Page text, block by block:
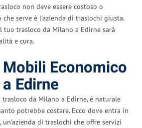
non deve essere costoso o
serve è l’azienda di traslochi giusta.
tuo trasloco da Milano a Edirne sarà
e cura.
Economico
Edirne
da Milano a Edirne, è naturale
potrebbe costare. Ecco dove entra in
di traslochi che offre servizi